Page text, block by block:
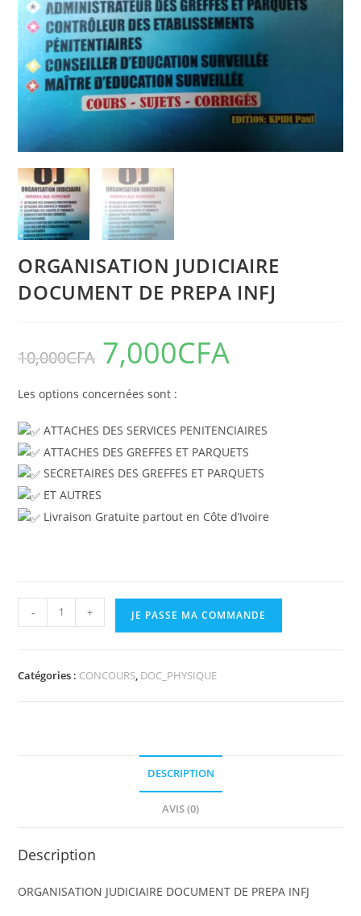
ORGANISATION JUDICIAIRE
DOCUMENT DE PREPA INFJ
10,000CFA 7,000CFA
Les options concernées sont :
ATTACHES DES SERVICES PENITENCIAIRES
ATTACHES DES GREFFES ET PARQUETS
SECRETAIRES DES GREFFES ET PARQUETS
ET AUTRES
Livraison Gratuite partout en Côte d’Ivoire
- + JE PASSE MA COMMANDE
Catégories : CONCOURS, DOC_PHYSIQUE
DESCRIPTION
AVIS (0)
Description
ORGANISATION JUDICIAIRE DOCUMENT DE PREPA INFJ